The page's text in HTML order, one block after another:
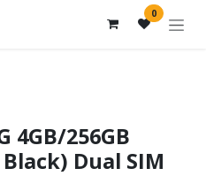
0
4GB/256GB
Dual SIM